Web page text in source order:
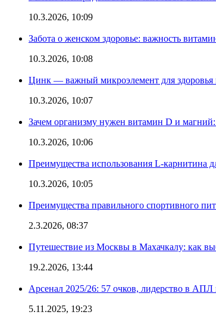
10.3.2026, 10:09
Забота о женском здоровье: важность
10.3.2026, 10:08
Цинк — важный микроэлемент для здоровья
10.3.2026, 10:07
Зачем организму нужен витамин D и магний:
10.3.2026, 10:06
Преимущества использования L-карнитина
10.3.2026, 10:05
Преимущества правильного спортивного
2.3.2026, 08:37
Путешествие из Москвы в Махачкалу: как
19.2.2026, 13:44
Арсенал 2025/26: 57 очков, лидерство в
5.11.2025, 19:23